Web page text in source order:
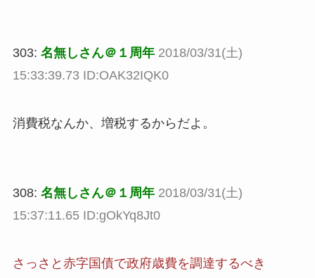
303: 名無しさん＠１周年 2018/03/31(土)
15:33:39.73 ID:OAK32IQK0
消費税なんか、増税するからだよ。
308: 名無しさん＠１周年 2018/03/31(土)
15:37:11.65 ID:gOkYq8Jt0
さっさと赤字国債で政府歳費を調達するべき